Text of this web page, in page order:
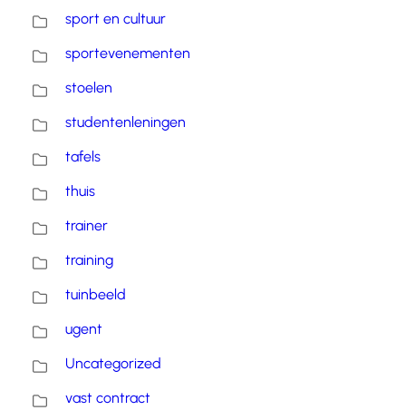
sport en cultuur
sportevenementen
stoelen
studentenleningen
tafels
thuis
trainer
training
tuinbeeld
ugent
Uncategorized
vast contract